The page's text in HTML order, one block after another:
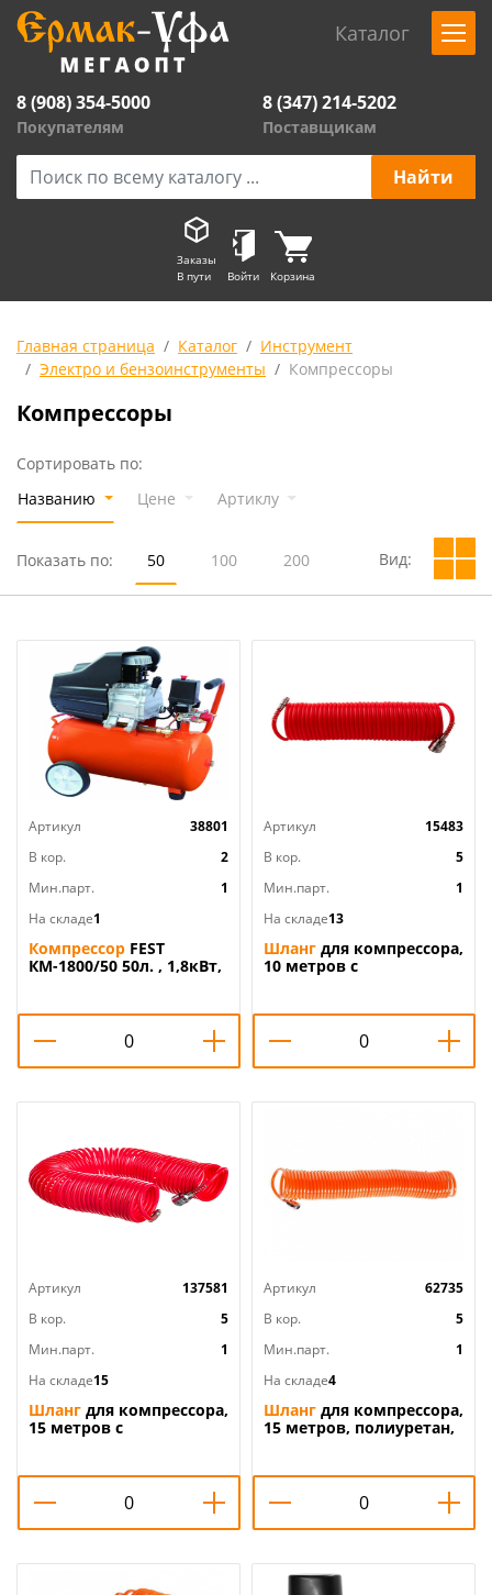
Каталог
8 (908) 354-5000
Покупателям
8 (347) 214-5202
Поставщикам
Заказы
В пути
Войти Корзина
Главная страница Каталог
Инструмент
Электро и бензоинструменты
Компрессоры
Компрессоры
Сортировать по:
Названию
Цене Артиклу
Показать по: 50 100 200 Вид:
Артикул
38801
В кор.
2
Мин.парт.
1
На складе1
Компрессор FEST
КМ-1800/50 50л. , 1,8кВт,
Артикул
15483
В кор.
5
Мин.парт.
1
На складе13
Шланг для компрессора,
10 метров с
Артикул
137581
В кор.
5
Мин.парт.
1
На складе15
Шланг для компрессора,
15 метров с
Артикул
62735
В кор.
5
Мин.парт.
1
На складе4
Шланг для компрессора,
15 метров, полиуретан,